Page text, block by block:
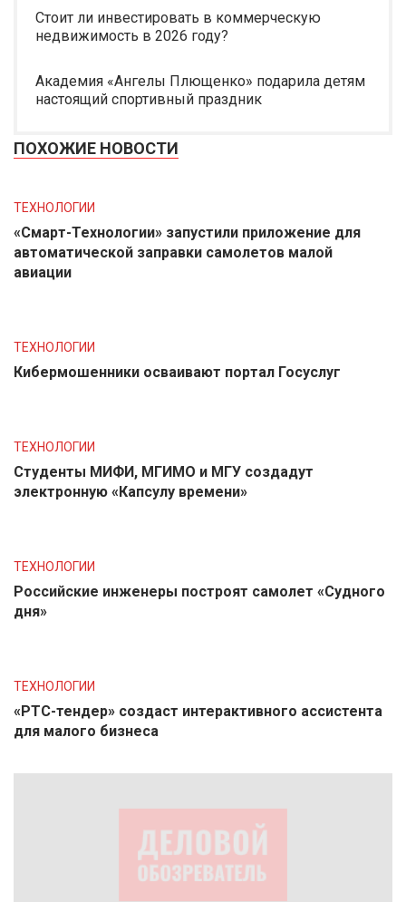
Стоит ли инвестировать в коммерческую
недвижимость в 2026 году?
Академия «Ангелы Плющенко» подарила детям
настоящий спортивный праздник
ПОХОЖИЕ НОВОСТИ
ТЕХНОЛОГИИ
«Смарт-Технологии» запустили приложение для
автоматической заправки самолетов малой
авиации
ТЕХНОЛОГИИ
Кибермошенники осваивают портал Госуслуг
ТЕХНОЛОГИИ
Студенты МИФИ, МГИМО и МГУ создадут
электронную «Капсулу времени»
ТЕХНОЛОГИИ
Российские инженеры построят самолет «Судного
дня»
ТЕХНОЛОГИИ
«РТС-тендер» создаст интерактивного ассистента
для малого бизнеса